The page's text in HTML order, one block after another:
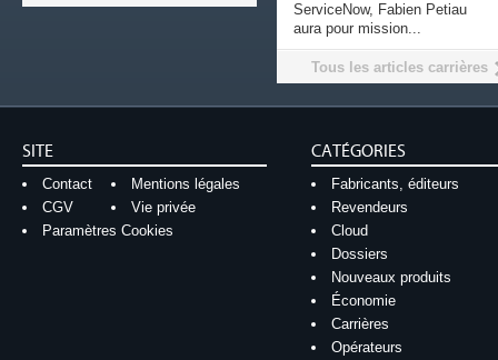
ServiceNow, Fabien Petiau
aura pour mission...
Tous les articles carrières
SITE
Contact
Mentions légales
CGV
Vie privée
Paramètres Cookies
CATÉGORIES
Fabricants, éditeurs
Revendeurs
Cloud
Dossiers
Nouveaux produits
Économie
Carrières
Opérateurs